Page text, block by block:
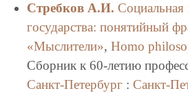
Стребков А.И. Социальная
государства: понятийный
«Мыслители», Homo
Сборник к 60-летию
Санкт-Петербург: Санкт-